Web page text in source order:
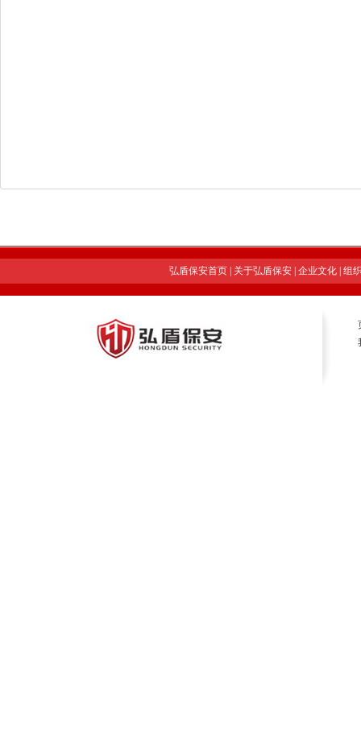
弘盾保安首页| 关于弘盾保安| 企业文化| 组